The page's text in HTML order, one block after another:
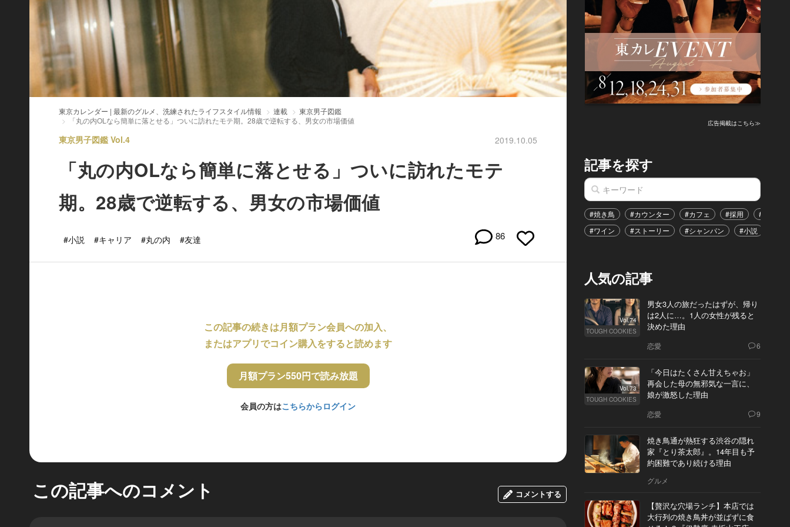
東京カレンダー | 最新のグルメ、洗練されたライフスタイル情報 連載
東京男子図鑑
「丸の内OLなら簡単に落とせる」ついに訪れたモテ期。28歳で逆転する、男女の市場価値
東京男子図鑑 Vol.4 2019.10.05
「丸の内OLなら簡単に落とせる」ついに訪れたモテ
期。28歳で逆転する、男女の市場価値
#小説 #キャリア #丸の内 #友達 86
この記事の続きは月額プラン会員への加入、
またはアプリでコイン購入をすると読めます
月額プラン550円で読み放題
会員の方はこちらからログイン
この記事へのコメント コメントする
広告掲載はこちら≫
記事を探す
#焼き鳥 #カウンター #カフェ #採用
#恋愛
#ワイン
#ストーリー #シャンパン #小説
人気の記事
Vol.74
TOUGH COOKIES
男女3人の旅だったはずが、帰り
は2人に…。1人の女性が残ると
決めた理由
恋愛 6
Vol.73
TOUGH COOKIES
「今日はたくさん甘えちゃお」
再会した母の無邪気な一言に、
娘が激怒した理由
恋愛 9
焼き鳥通が熱狂する渋谷の隠れ
家『とり茶太郎』。14年目も予
約困難であり続ける理由
グルメ
【贅沢な穴場ランチ】本店では
大行列の焼き鳥丼が並ばずに食